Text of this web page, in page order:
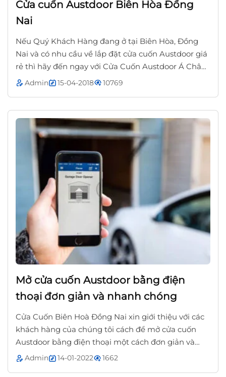
Cửa cuốn Austdoor Biên Hòa Đồng
Nai
Nếu Quý Khách Hàng đang ở tại Biên Hòa, Đồng
Nai và có nhu cầu về lắp đặt cửa cuốn Austdoor giá
rẻ thì hãy đến ngay với Cửa Cuốn Austdoor Á Châu.
Với đội ngũ công nhân viên dày dặn kinh...
Admin 15-04-2018 10769
Mở cửa cuốn Austdoor bằng điện
thoại đơn giản và nhanh chóng
Cửa Cuốn Biên Hoà Đồng Nai xin giới thiệu với các
khách hàng của chúng tôi cách để mở cửa cuốn
Austdoor bằng điện thoại một cách đơn giản và
nhanh chóng.
Admin 14-01-2022 1662